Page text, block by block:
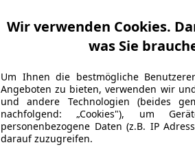
Wir verwenden Cookies.
was Sie
Um Ihnen die bestmögliche
Angeboten zu bieten, verwenden wir
und andere Technologien (beides
nachfolgend: „Cookies"), um
personenbezogene Daten (z.B. IP
darauf zuzugreifen.